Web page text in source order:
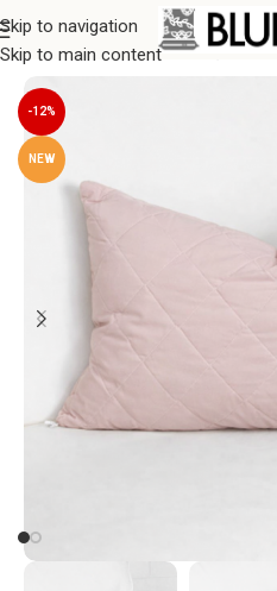
Skip to navigation
Skip to main content
Sākums/Spilveni/Antialerģiskie
-12%
NEW